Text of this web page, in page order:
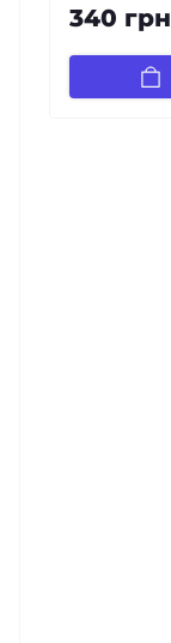
340 грн